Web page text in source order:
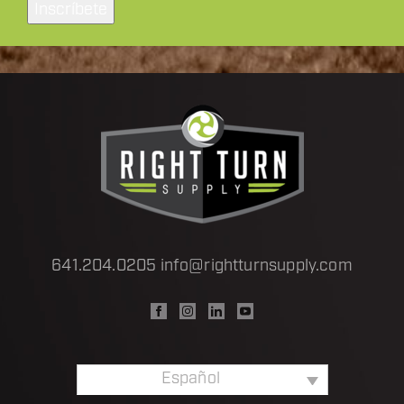
electrónico
a*
641.204.0205 info@rightturnsupply.com
Español